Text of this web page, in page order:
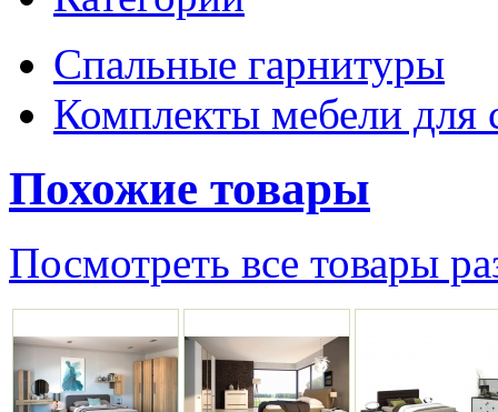
Спальные гарнитуры
Комплекты мебели для
Похожие товары
Посмотреть все товары